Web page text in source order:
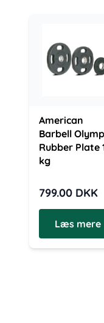
American
Barbell
Rubber Plate
kg
799.00 DKK
Læs mere